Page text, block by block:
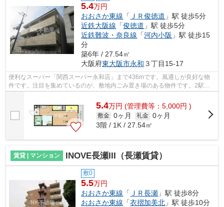
5.4万円
おおさか東線 「 ＪＲ俊徳道 」駅 徒歩5分
近鉄大阪線 「俊徳道 」駅 徒歩5分
近鉄難波・奈良線 「河内小阪 」駅 徒歩15
分
築6年 / 27.54㎡
大阪府東大阪市永和 ３丁目15-17
便利なスーパー「関西スーパー永和店」まで436mです。風通しが良好な物
件です。注目を集めているのが、敷地内ごみ置き場のある物件です。2駅利
用できる場所にあり、行き先に合わせて使...
5.4万円 (管理費等：5,000円 )
敷金 0ヶ月 礼金 0ヶ月
3階 / 1K / 27.54㎡
賃貸 | マンション INOVE長瀬III（長瀬賃貸）
敷0
5.5万円
おおさか東線 「 ＪＲ長瀬 」駅 徒歩8分
おおさか東線 「衣摺加美北 」駅 徒歩10分